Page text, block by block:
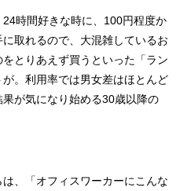
時間好きな時に、100円程度か
取れるので、大混雑しているお
とりあえず買うといった「ラン
。利用率では男女差はほとんど
が気になり始める30歳以降の
、「オフィスワーカーにこんな